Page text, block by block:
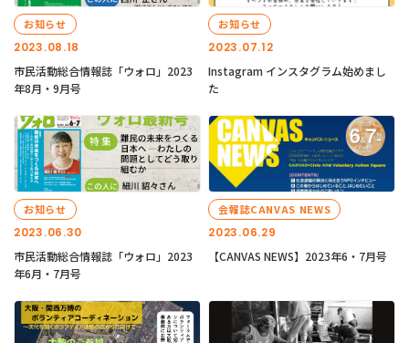
2023.08.18
お知らせ
市民活動総合情報誌「ウォロ」2023
年8月・9月号
2023.07.12
お知らせ
Instagram インスタグラム始めまし
た
2023.06.30
お知らせ
市民活動総合情報誌「ウォロ」2023
年6月・7月号
2023.06.29
会報誌CANVAS NEWS
【CANVAS NEWS】2023年6・7月号